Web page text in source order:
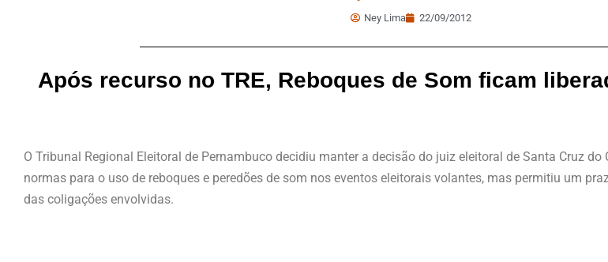
Ney Lima 22/09/2012
Após recurso no TRE, Reboques de Som ficam
O Tribunal Regional Eleitoral de Pernambuco decidiu manter a decisão do juiz eleitoral de Santa Cruz
normas para o uso de reboques e peredões de som nos eventos eleitorais volantes, mas permitiu um
das coligações envolvidas.